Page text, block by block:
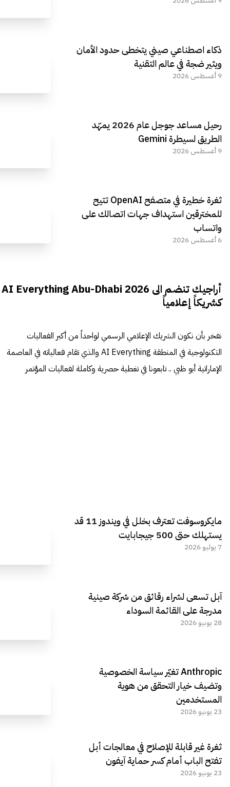
ذكاء اصطناعي صيني يتخطى حدود الأمان
ويثير ضجة في عالم التقنية
9 أغسطس 2026
رحيل مساعد جوجل عام 2026 يمهّد
الطريق لسيطرة Gemini
9 أغسطس 2026
ثغرة خطيرة في متصفح OpenAI تتيح
للمخترقين استهداف جهات اتصالك على
واتساب
6 أغسطس 2026
أراجيك تنضم الى AI Everything Abu-Dhabi 2026
كشريكاً إعلامياً
نفخر بأن نكون الشريك الإعلامي الرسمي لواحداً من أكبر الفعاليات
التكنولوجية في المنطقة AI Everything والذي تقام فعالياته في العاصمة
الإماراتية أبو ظبي .. تابعونا في تغطية حصرية وكاملة لفعاليات المؤتمر
مايكروسوفت تعترف بخلل في ويندوز 11 قد
يستهلك حتى 500 جيجابايت
7 يوليو 2026
آبل تسعى لشراء رقائق من شركة صينية
مدرجة على القائمة السوداء
28 يونيو 2026
Anthropic تغيّر سياسة الخصوصية
وتضيف خيار التحقق من هوية
المستخدمين
23 يونيو 2026
ثغرة غير قابلة للإصلاح في معالجات أبل
تفتح الباب أمام كسر حماية آيفون
23 يونيو 2026